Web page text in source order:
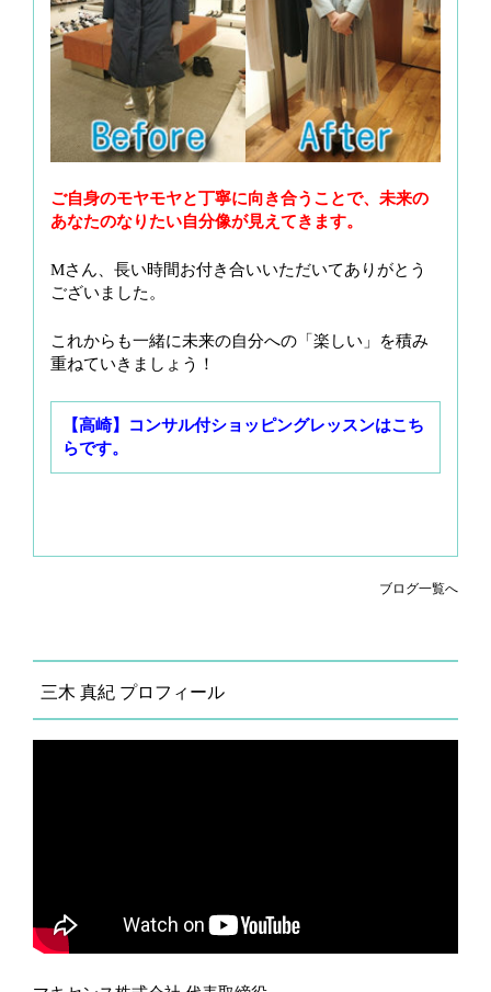
ご自身のモヤモヤと丁寧に向き合うことで、未来の
あなたのなりたい自分像が見えてきます。
Mさん、長い時間お付き合いいただいてありがとう
ございました。
これからも一緒に未来の自分への「楽しい」を積み
重ねていきましょう！
【高崎】コンサル付ショッピングレッスンはこち
らです。
ブログ一覧へ
三木 真紀 プロフィール